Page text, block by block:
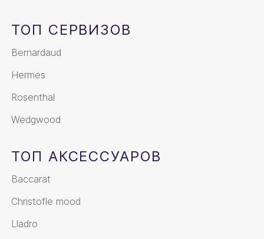
ТОП СЕРВИЗОВ
Bernardaud
Hermes
Rosenthal
Wedgwood
ТОП АКСЕССУАРОВ
Baccarat
Christofle mood
Lladro